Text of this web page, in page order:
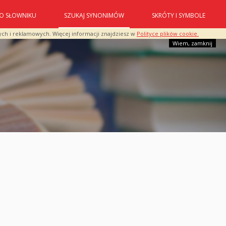
i reklamowych. Więcej informacji znajdziesz w Polityce plików cookie.
Wiem, zamknij
O SŁOWNIKU SZUKAJ SYNONIMÓW SKRÓTY I SYMBOLE